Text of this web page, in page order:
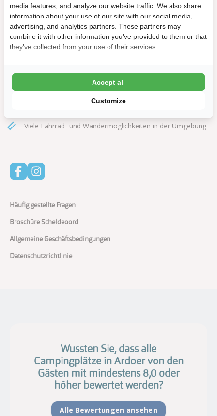
Ruhige Lage direkt am Deich
neben dem Camping
Hallen- und Freibad mit Rutsche
Motiviertes Animationsteam in den Schulferien
Viele Fahrrad- und Wandermöglichkeiten in der Umgebung
Häufig gestellte Fragen
Broschüre Scheldeoord
Allgemeine Geschäftsbedingungen
Datenschutzrichtlinie
Wussten Sie, dass alle
Campingplätze in Ardoer von den
Gästen mit mindestens 8,0 oder
höher bewertet werden?
Alle Bewertungen ansehen
media features, and analyze our website traffic. We also share
information about your use of our site with our social media,
advertising, and analytics partners. These partners may
combine it with other information you've provided to them or that
they've collected from your use of their services.
Customize
Accept all